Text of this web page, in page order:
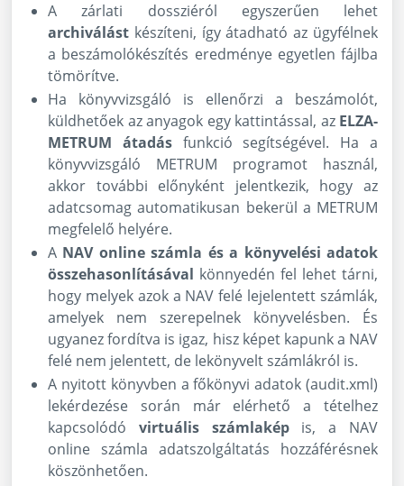
A zárlati dossziéról egyszerűen lehet
archiválást készíteni, így átadható az ügyfélnek
a beszámolókészítés eredménye egyetlen fájlba
tömörítve.
Ha könyvvizsgáló is ellenőrzi a beszámolót,
küldhetőek az anyagok egy kattintással, az ELZA-
METRUM átadásfunkció segítségével. Ha a
könyvvizsgáló METRUM programot használ,
akkor további előnyként jelentkezik, hogy az
adatcsomag automatikusan bekerül a METRUM
megfelelő helyére.
A NAV online számla és a könyvelési adatok
összehasonlításával könnyedén fel lehet tárni,
hogy melyek azok a NAV felé lejelentett számlák,
amelyek nem szerepelnek könyvelésben. És
ugyanez fordítva is igaz, hisz képet kapunk a NAV
felé nem jelentett, de lekönyvelt számlákról is.
A nyitott könyvben a főkönyvi adatok (audit.xml)
lekérdezése során már elérhető a tételhez
kapcsolódó virtuális számlaképis, a NAV
online számla adatszolgáltatás hozzáférésnek
köszönhetően.